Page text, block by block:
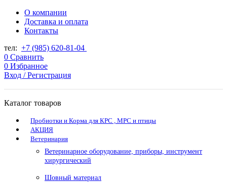
О компании
Доставка и оплата
Контакты
тел: +7 (985) 620-81-04
0 Сравнить
0 Избранное
Вход / Регистрация
Каталог товаров
Пробиотки и Корма для КРС , МРС и птицы
АКЦИЯ
Ветеринария
Ветеринарное оборудование, приборы, инструмент
хирургический
Шовный материал